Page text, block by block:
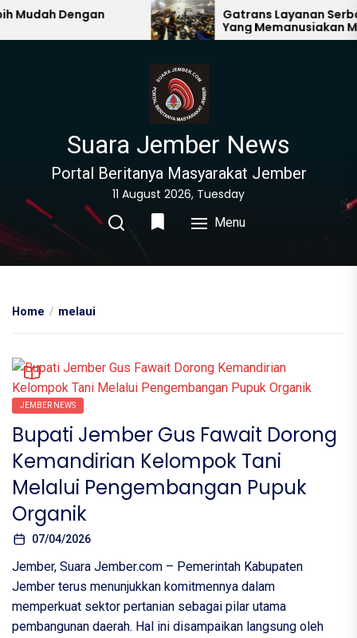
Skip
Dengan
Gatrans Layanan
Yang Memanusiakan
Lain
Suara Jember News
Portal Beritanya Masyarakat Jember
11 August 2026, Tuesday
Menu
Home melaui
JEMBER NEWS
Bupati Jember Gus Fawait Dorong
Kemandirian Kelompok Tani
Melalui Pengembangan Pupuk
Organik
07/04/2026
Jember, Suara Jember.com – Pemerintah Kabupaten
Jember terus menunjukkan komitmennya dalam
memperkuat sektor pertanian sebagai pilar utama
pembangunan daerah. Hal ini disampaikan langsung oleh